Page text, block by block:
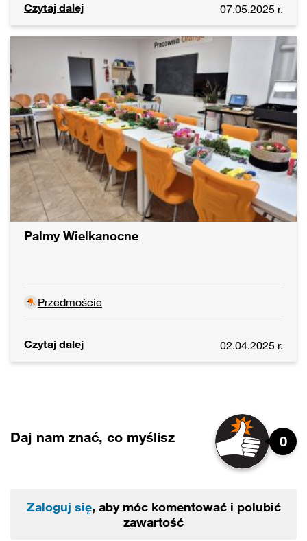
Czytaj dalej 07.05.2025 r.
Palmy Wielkanocne
Przedmoście
Czytaj dalej 02.04.2025 r.
Daj nam znać, co myślisz 0
Zaloguj się, aby móc komentować i polubić
zawartość